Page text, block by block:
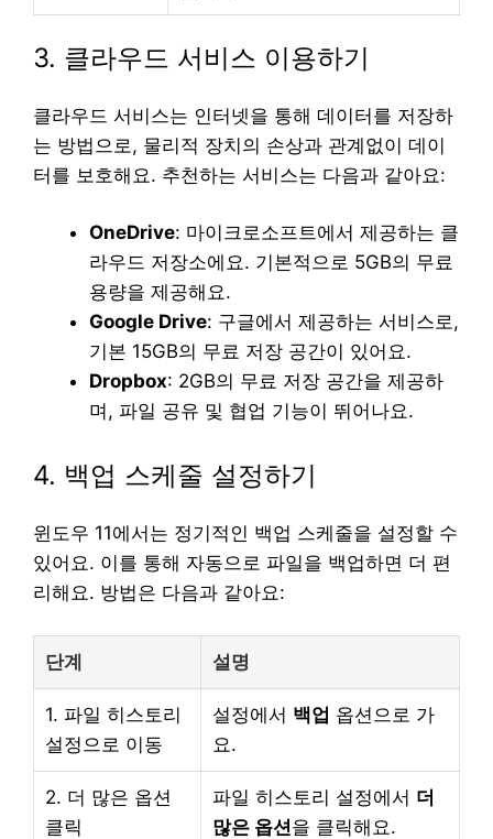
3. 클라우드 서비스 이용하기
클라우드 서비스는 인터넷을 통해 데이터를 저장하
는 방법으로, 물리적 장치의 손상과 관계없이 데이
터를 보호해요. 추천하는 서비스는 다음과 같아요:
OneDrive: 마이크로소프트에서 제공하는 클
라우드 저장소에요. 기본적으로 5GB의 무료
용량을 제공해요.
Google Drive: 구글에서 제공하는 서비스로,
기본 15GB의 무료 저장 공간이 있어요.
Dropbox: 2GB의 무료 저장 공간을 제공하
며, 파일 공유 및 협업 기능이 뛰어나요.
4. 백업 스케줄 설정하기
윈도우 11에서는 정기적인 백업 스케줄을 설정할 수
있어요. 이를 통해 자동으로 파일을 백업하면 더 편
리해요. 방법은 다음과 같아요:
단계 설명
1. 파일 히스토리
설정으로 이동
설정에서 백업 옵션으로 가
요.
2. 더 많은 옵션
클릭
파일 히스토리 설정에서 더
많은 옵션을 클릭해요.